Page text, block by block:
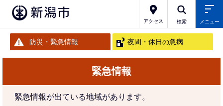
アクセス 検索 メニュー
防災・緊急情報 夜間・休日の急病
緊急情報
緊急情報が出ている地域があります。